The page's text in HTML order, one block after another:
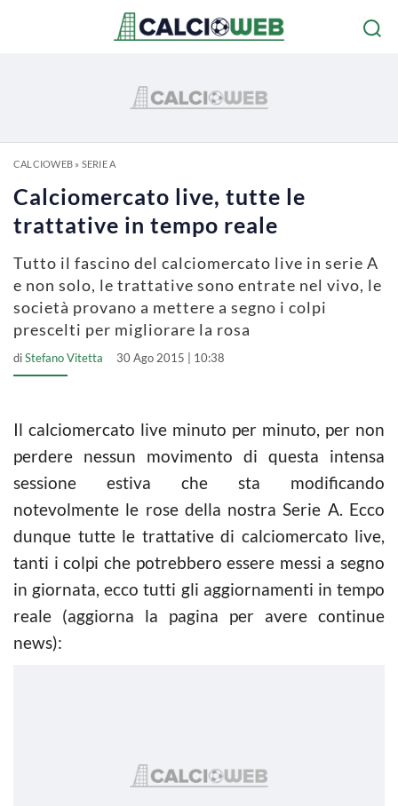
CALCIOWEB» SERIE A
Calciomercato live, tutte le
trattative in tempo reale
Tutto il fascino del calciomercato live in serie A
e non solo, le trattative sono entrate nel vivo, le
società provano a mettere a segno i colpi
prescelti per migliorare la rosa
diStefano Vitetta 30 Ago 2015 | 10:38
Il calciomercato live minuto per minuto, per non
perdere nessun movimento di questa intensa
sessione estiva che sta modificando
notevolmente le rose della nostra Serie A. Ecco
dunque tutte le trattative di calciomercato live,
tanti i colpi che potrebbero essere messi a segno
in giornata, ecco tutti gli aggiornamenti in tempo
reale (aggiorna la pagina per avere continue
news):